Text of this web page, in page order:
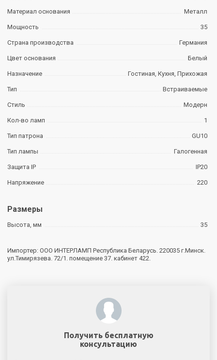
Материал основания Металл
Мощность 35
Страна производства Германия
Цвет основания Белый
Назначение Гостиная, Кухня, Прихожая
Тип Встраиваемые
Стиль Модерн
Кол-во ламп 1
Тип патрона GU10
Тип лампы Галогенная
Защита IP IP20
Напряжение 220
Размеры
Высота, мм 35
Импортер: ООО ИНТЕРЛАМП Республика Беларусь. 220035 г.Минск.
ул.Тимирязева. 72/1. помещение 37. кабинет 422.
Получить бесплатную
консультацию